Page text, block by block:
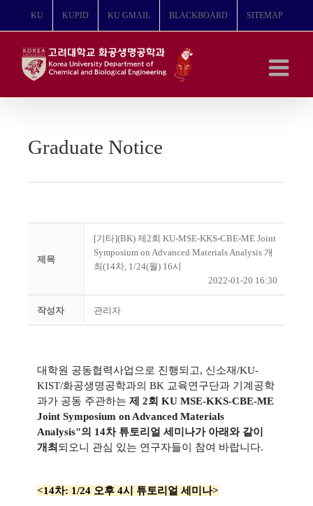
뛰
KU KUPID KU GMAIL BLACKBOARD SITEMAP
Graduate Notice
제목
[기타](BK) 제2회 KU-MSE-KKS-CBE-ME Joint
Symposium on Advanced Materials Analysis 개
최(14차, 1/24(월) 16시
2022-01-20 16:30
작성자 관리자
대학원 공동협력사업으로 진행되고, 신소재/KU-
KIST/화공생명공학과의 BK 교육연구단과 기계공학
과가 공동 주관하는 제 2회 KU MSE-KKS-CBE-ME
Joint Symposium on Advanced Materials
Analysis"의 14차 튜토리얼 세미나가 아래와 같이
개최 되오니 관심 있는 연구자들이 참여 바랍니다.
<14차: 1/24 오후 4시 튜토리얼 세미나>